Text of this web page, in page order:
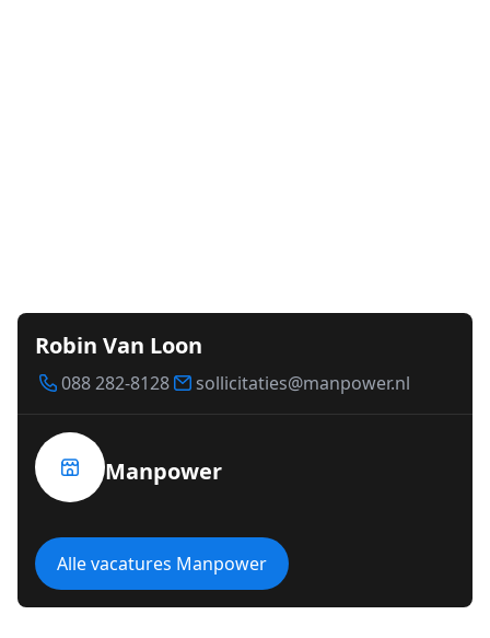
Robin Van Loon
088 282-8128 sollicitaties@manpower.nl
Manpower
Alle vacatures Manpower